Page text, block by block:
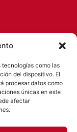
tecnologías como las
del dispositivo. El
procesar datos como
únicas en este
afectar con